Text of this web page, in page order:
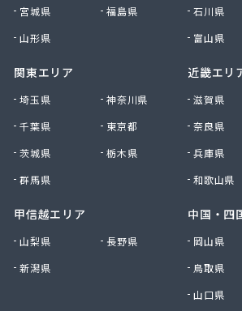
足利ガス事業組合配送センター
足利団地ガス株式会社
大塚プロパン
大田原エルピーガス保安センター協
谷中田プロパン店
中央セントラルガス株式会社 宇都
中央セントラルガス株式会社 那須
町田屋商店出光興産大沢給油所
津吹商店
津田商店
宮城県
福島県
山形県
関東エリア
埼玉県
神奈川県
千葉県
東京都
茨城県
栃木県
群馬県
甲信越エリア
山梨県
長野県
新潟県
石川県
富山県
近畿エリ
滋賀県
奈良県
兵庫県
和歌山県
中国・四
岡山県
鳥取県
山口県